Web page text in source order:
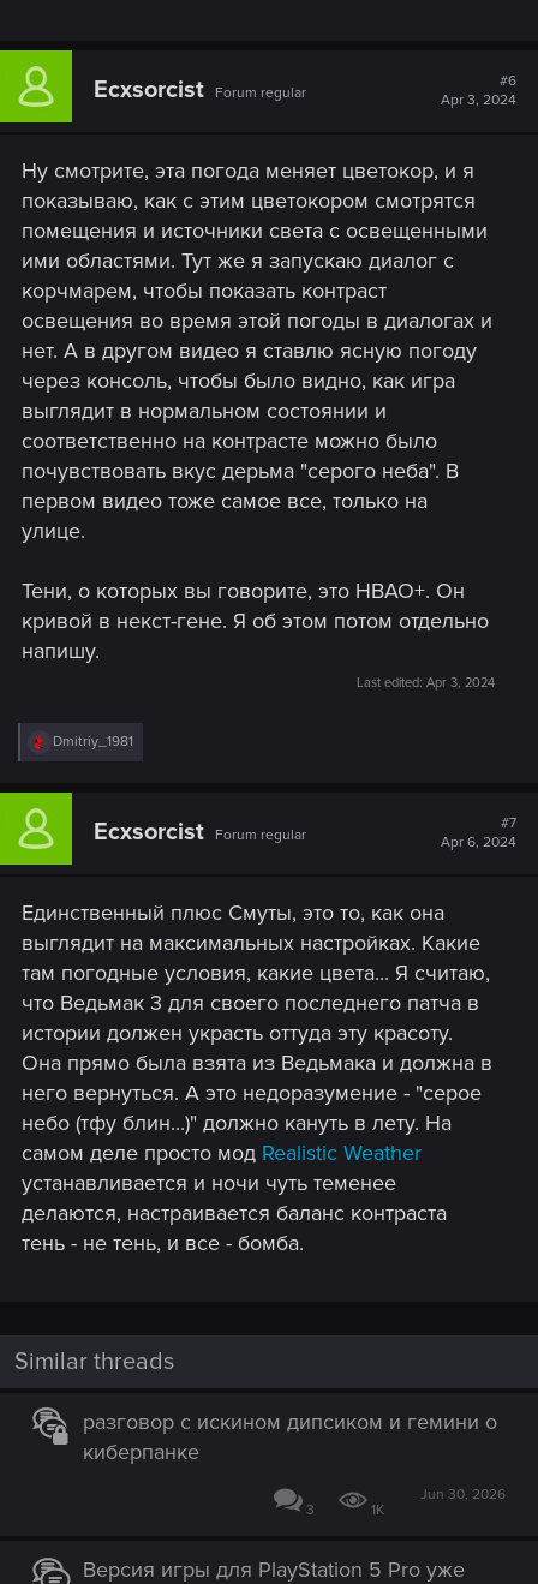
Ecxsorcist Forum regular
#6
Apr 3, 2024
Ну смотрите, эта погода меняет цветокор, и я
показываю, как с этим цветокором смотрятся
помещения и источники света с освещенными
ими областями. Тут же я запускаю диалог с
корчмарем, чтобы показать контраст
освещения во время этой погоды в диалогах и
нет. А в другом видео я ставлю ясную погоду
через консоль, чтобы было видно, как игра
выглядит в нормальном состоянии и
соответственно на контрасте можно было
почувствовать вкус дерьма "серого неба". В
первом видео тоже самое все, только на
улице.
Тени, о которых вы говорите, это HBAO+. Он
кривой в некст-гене. Я об этом потом отдельно
напишу.
Last edited: Apr 3, 2024
R
e
c
i
:
Dmitriy_1981
Ecxsorcist Forum regular
#7
Apr 6, 2024
Единственный плюс Смуты, это то, как она
выглядит на максимальных настройках. Какие
там погодные условия, какие цвета... Я считаю,
что Ведьмак 3 для своего последнего патча в
истории должен украсть оттуда эту красоту.
Она прямо была взята из Ведьмака и должна в
него вернуться. А это недоразумение - "серое
небо (тфу блин...)" должно кануть в лету. На
самом деле просто мод Realistic Weather
устанавливается и ночи чуть теменее
делаются, настраивается баланс контраста
тень - не тень, и все - бомба.
Similar threads
разговор с искином дипсиком и гемини о
киберпанке
3 1K
Jun 30, 2026
Версия игры для PlayStation 5 Pro уже